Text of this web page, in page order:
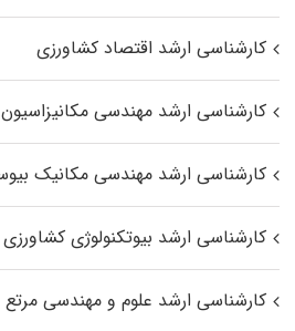
کارشناسی ارشد اقتصاد کشاورزی
کارشناسی ارشد مهندسی
کارشناسی ارشد مهندسی مکانیک
کارشناسی ارشد بیوتکنولوژی کشاورزی
کارشناسی ارشد علوم و مهندسی مرتع